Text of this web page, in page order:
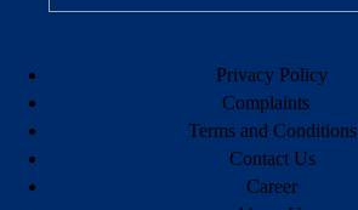
Privacy Policy
Complaints
Terms and Conditions
Contact Us
Career